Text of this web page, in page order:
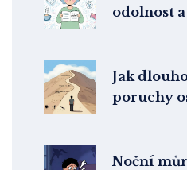
odolnost
Jak
poruchy
Noční